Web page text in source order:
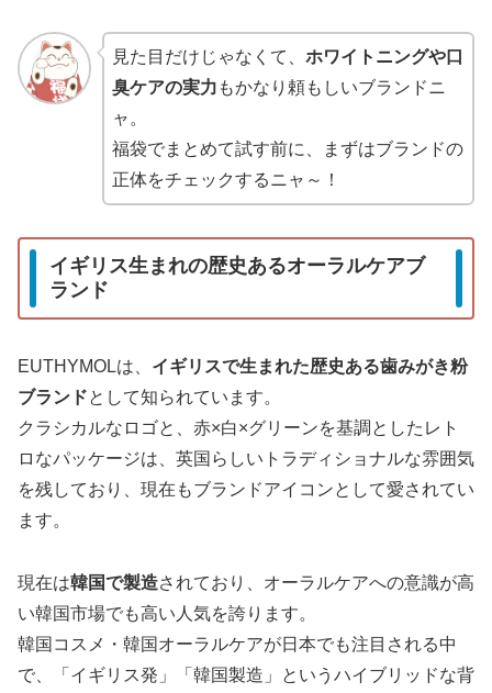
見た目だけじゃなくて、 ホワイトニングや口
臭ケアの実力 もかなり頼もしいブランドニ
ャ。
福袋でまとめて試す前に、まずはブランドの
正体をチェックするニャ～！
イギリス生まれの歴史あるオーラルケアブ
ランド
EUTHYMOLは、 イギリスで生まれた歴史ある歯みがき粉
ブランドとして知られています。
クラシカルなロゴと、赤×白×グリーンを基調としたレト
ロなパッケージは、英国らしいトラディショナルな雰囲気
を残しており、現在もブランドアイコンとして愛されてい
ます。
現在は韓国で製造されており、オーラルケアへの意識が高
い韓国市場でも高い人気を誇ります。
韓国コスメ・韓国オーラルケアが日本でも注目される中
で、「イギリス発」「韓国製造」というハイブリッドな背